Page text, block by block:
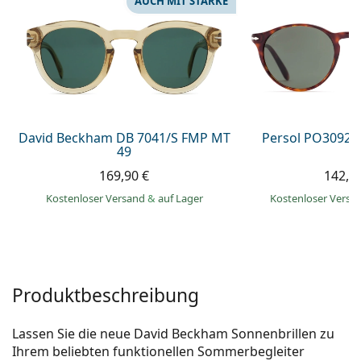
Prada
Alle Marken
David Beckham DB 7041/S FMP MT
49
169,90 €
Kostenloser Versand & auf Lager
Persol
Kostenloser
Produktbeschreibung
Lassen Sie die neue David Beckham Sonnenbrillen zu
Ihrem beliebten funktionellen Sommerbegleiter